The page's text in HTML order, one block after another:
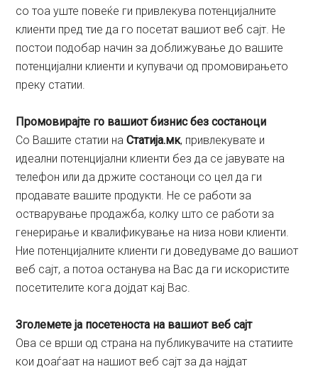
со тоа уште повеќе ги привлекува потенцијалните
клиенти пред тие да го посетат вашиот веб сајт. Не
постои подобар начин за доближување до вашите
потенцијални клиенти и купувачи од промовирањето
преку статии.
Промовирајте го вашиот бизнис без состаноци
Со Вашите статии наСтатија.мк, привлекувате и
идеални потенцијални клиенти без да се јавувате на
телефон или да држите состаноци со цел да ги
продавате вашите продукти. Не се работи за
остварување продажба, колку што се работи за
генерирање и квалификување на низа нови клиенти.
Ние потенцијалните клиенти ги доведуваме до вашиот
веб сајт, а потоа останува на Вас да ги искористите
посетителите кога дојдат кај Вас.
Зголемете ја посетеноста на вашиот веб сајт
Ова се врши од страна на публикувачите на статиите
кои доаѓаат на нашиот веб сајт за да најдат